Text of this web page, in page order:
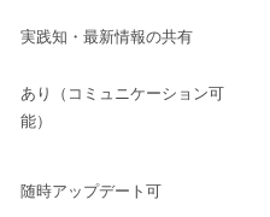
実践知・最新情報の共有
あり（コミュニケーション可
能）
随時アップデート可